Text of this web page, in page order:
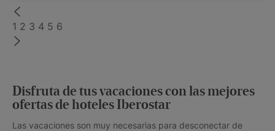
1 2 3 4 5 6
Disfruta de tus vacaciones con las mejores
ofertas de hoteles Iberostar
Las vacaciones son muy necesarias para desconectar de